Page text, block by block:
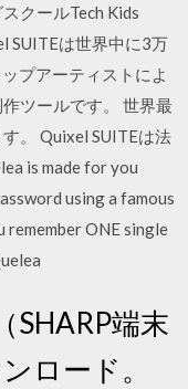
クールTech Kids
SUITEは世界中に3万
プアーティストによ
ツールです。 世界最
。 Quixel SUITEは法
is made for you
using a famous
ONE single
SHARP端末
ロード。